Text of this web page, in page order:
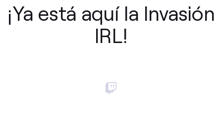
¡Ya está aquí la Invasión
IRL!